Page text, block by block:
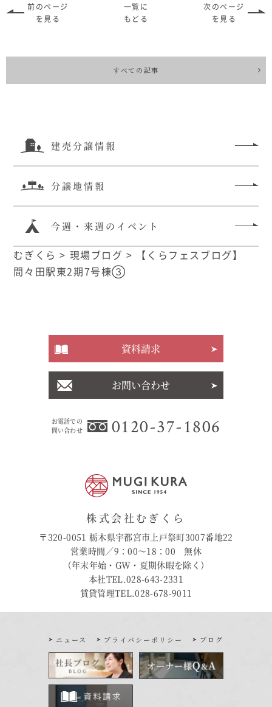
前のページ
を見る
一覧に
もどる
次のページ
を見る
すべての記事
建売分譲情報
分譲地情報
今週・来週のイベント
むぎくら > 現場ブログ >
【くらフェスブログ】
間々田駅東2期7号棟③
お電話での
問い合わせ
0120-37-1806
資料請求
お問い合わせ
株式会社むぎくら
〒320-0051 栃木県宇都宮市上戸祭町3007番地22
営業時間／9：00〜18：00 無休
（年末年始・GW・夏期休暇を除く）
本社TEL.028-643-2331
賃貸管理TEL.028-678-9011
ニュース プライバシーポリシー ブログ